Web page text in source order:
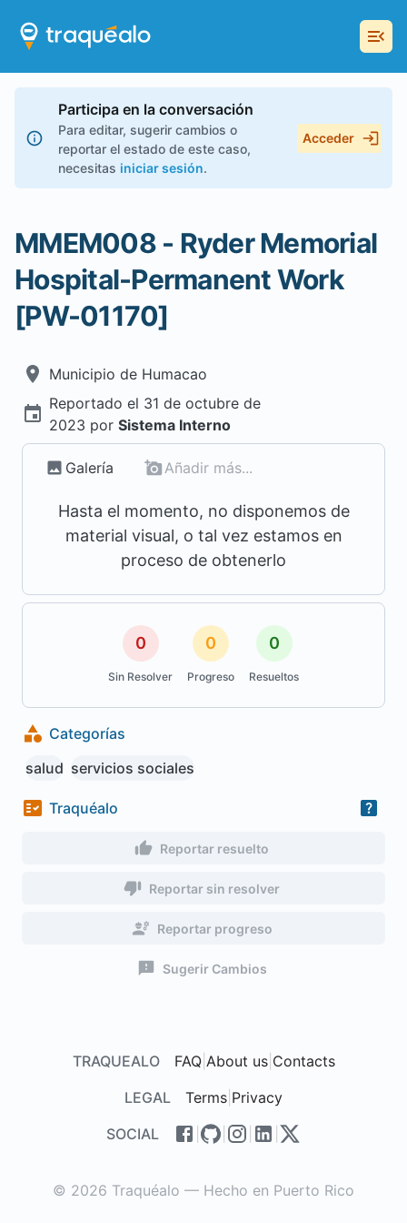
Participa en la conversación
Para editar, sugerir cambios o
reportar el estado de este caso,
necesitas iniciar sesión.
Acceder
MMEM008 - Ryder Memorial
Hospital-Permanent Work
[PW-01170]
Municipio de Humacao
Reportado el 31 de octubre de
2023 por Sistema Interno
Galería Añadir más...
Hasta el momento, no disponemos de
material visual, o tal vez estamos en
proceso de obtenerlo
0
Sin Resolver
0
Progreso
0
Resueltos
Categorías
salud servicios sociales
Traquéalo
Reportar resuelto
Reportar sin resolver
Reportar progreso
Sugerir Cambios
TRAQUEALO FAQ| About us| Contacts
LEGAL
Terms Privacy
SOCIAL
© 2026 Traquéalo — Hecho en Puerto Rico